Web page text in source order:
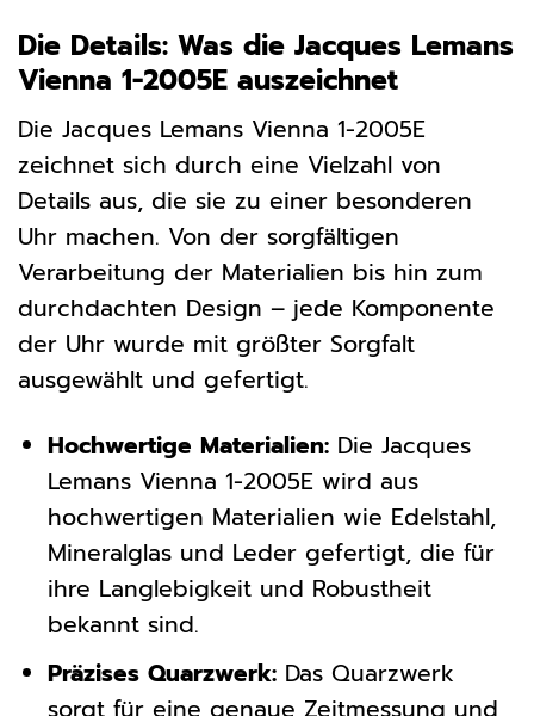
Die Details: Was die Jacques Lemans
Vienna 1-2005E auszeichnet
Die Jacques Lemans Vienna 1-2005E
zeichnet sich durch eine Vielzahl von
Details aus, die sie zu einer besonderen
Uhr machen. Von der sorgfältigen
Verarbeitung der Materialien bis hin zum
durchdachten Design – jede Komponente
der Uhr wurde mit größter Sorgfalt
ausgewählt und gefertigt.
Hochwertige Materialien:Die Jacques
Lemans Vienna 1-2005E wird aus
hochwertigen Materialien wie Edelstahl,
Mineralglas und Leder gefertigt, die für
ihre Langlebigkeit und Robustheit
bekannt sind.
Präzises Quarzwerk:Das Quarzwerk